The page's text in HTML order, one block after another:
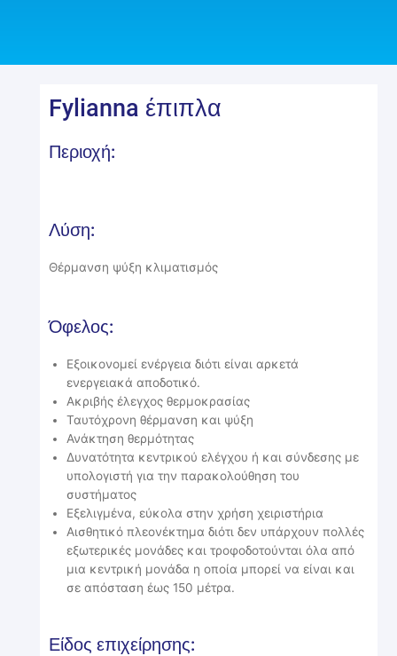
Fylianna έπιπλα
Περιοχή:
Λύση:
Θέρμανση ψύξη κλιματισμός
Όφελος:
Εξοικονομεί ενέργεια διότι είναι αρκετά
ενεργειακά αποδοτικό.
Ακριβής έλεγχος θερμοκρασίας
Ταυτόχρονη θέρμανση και ψύξη
Ανάκτηση θερμότητας
Δυνατότητα κεντρικού ελέγχου ή και σύνδεσης με
υπολογιστή για την παρακολούθηση του
συστήματος
Εξελιγμένα, εύκολα στην χρήση χειριστήρια
Αισθητικό πλεονέκτημα διότι δεν υπάρχουν πολλές
εξωτερικές μονάδες και τροφοδοτούνται όλα από
μια κεντρική μονάδα η οποία μπορεί να είναι και
σε απόσταση έως 150 μέτρα.
Είδος επιχείρησης: